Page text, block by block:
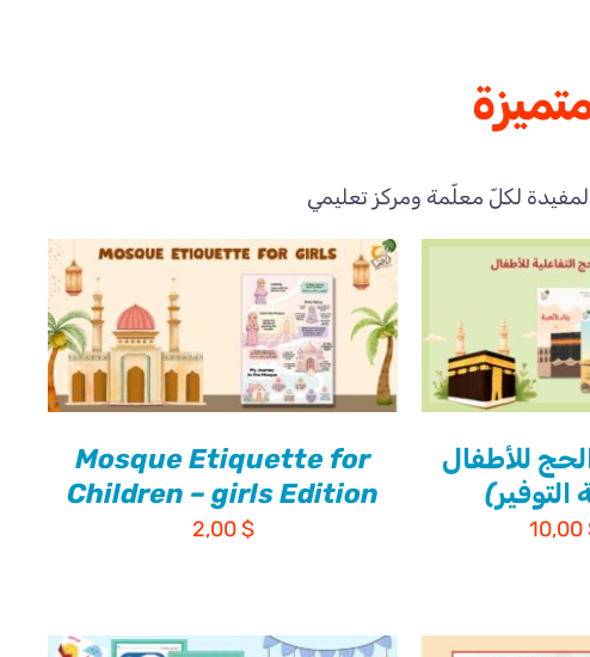
لكلّ معلّمة ومركز تعليمي
للأطفال
10,00السعر
10,00 $.
Mosque Etiquette for
Children – girls Edition
2,00$